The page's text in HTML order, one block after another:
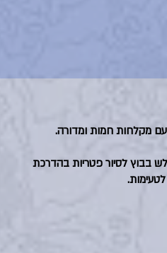
מקלחות חמות ומדורה.
בבוץ לסיור פטריות בהדרכת